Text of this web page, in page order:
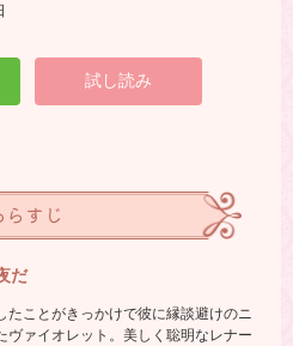
試し読み
らすじ
だ
たことがきっかけで彼に縁談避けのニ
ヴァイオレット。美しく聡明なレナー